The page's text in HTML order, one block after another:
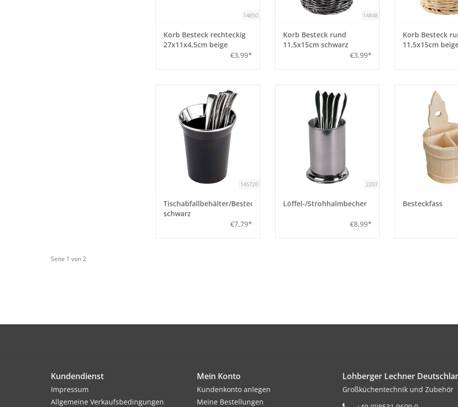
14850
Korb Besteck rechteckig
27x11x4,5cm beige
€3,99*
14848
Korb Besteck rund
11,5x15cm schwarz
€3,99*
Korb Besteck
11,5x15cm
145720
Tischabfallbehälter/Besteckbehälter
schwarz
€7,79*
2207
Löffel-/Strohhalmbecher
€8,99*
Besteckfass
Seite 1 von 2
Kundendienst
Impressum
Allgemeine Verkaufsbedingungen
Mein Konto
Kundenkonto anlegen
Meine Bestellungen
Lohberger Lechner
Großküchentechnik und Zubehör